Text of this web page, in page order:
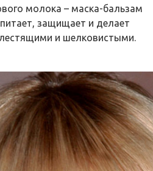
молока – маска-бальзам
защищает и делает
и шелковистыми.